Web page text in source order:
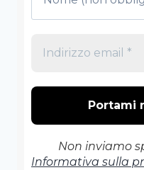
Non inviamo
Informativa sulla